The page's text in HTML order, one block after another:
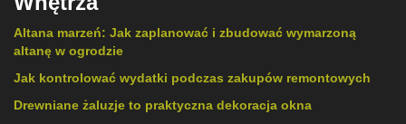
Altana marzeń: Jak zaplanować i zbudować wymarzoną
altanę w ogrodzie
Jak kontrolować wydatki podczas zakupów remontowych
Drewniane żaluzje to praktyczna dekoracja okna